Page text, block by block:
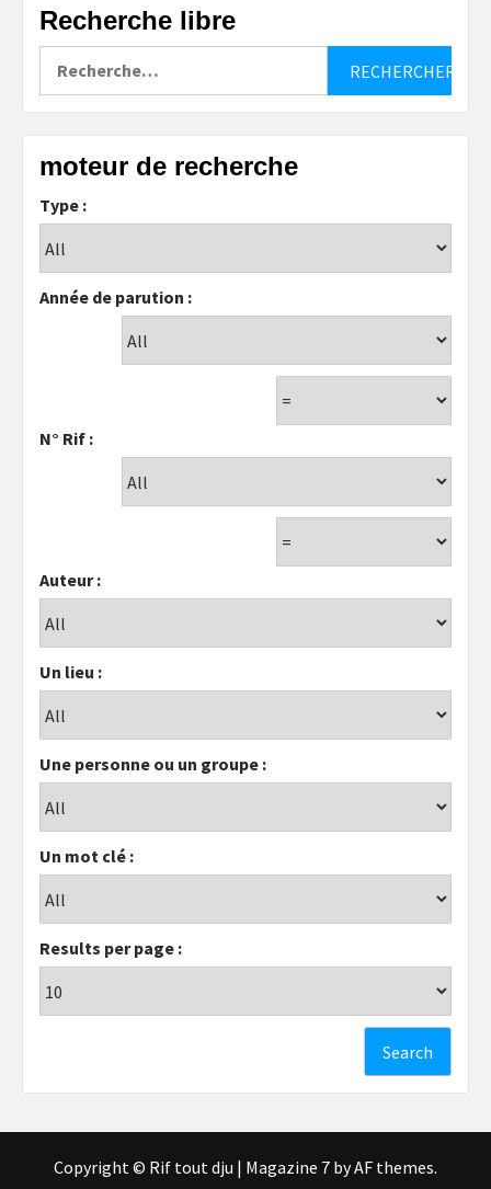
Recherche libre
moteur de recherche
Type :
Année de parution :
N° Rif :
Auteur :
Un lieu :
Une personne ou un groupe :
Un mot clé :
Results per page :
Copyright © Rif tout dju | Magazine 7 by AF themes.